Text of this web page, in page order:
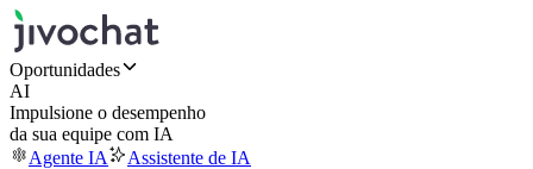
Oportunidades
AI
Impulsione o desempenho
da sua equipe com IA
Agente IA
Assistente de IA